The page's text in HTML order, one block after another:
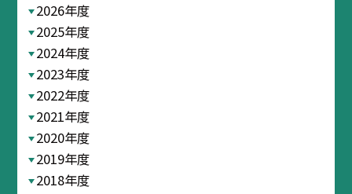
2026年度
2025年度
2024年度
2023年度
2022年度
2021年度
2020年度
2019年度
2018年度